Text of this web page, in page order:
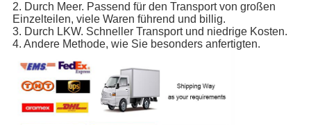
2. Durch Meer. Passend für den Transport von großen
Einzelteilen, viele Waren führend und billig.
3. Durch LKW. Schneller Transport und niedrige Kosten.
4. Andere Methode, wie Sie besonders anfertigten.